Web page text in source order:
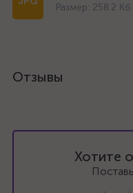
Размер: 258.2 Кб
Отзывы
Хотите